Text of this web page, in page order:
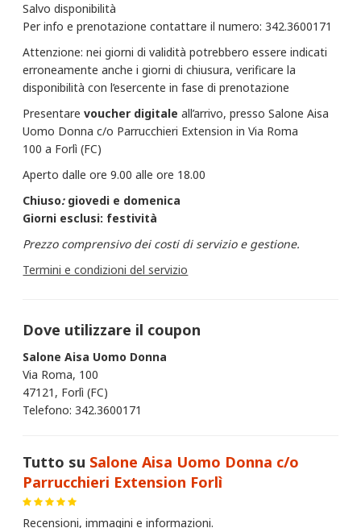
Salvo disponibilità
Per info e prenotazione contattare il numero: 342.3600171
Attenzione: nei giorni di validità potrebbero essere indicati
erroneamente anche i giorni di chiusura, verificare la
disponibilità con l’esercente in fase di prenotazione
Presentarevoucher digitaleall’arrivo, presso Salone Aisa
Uomo Donna c/o Parrucchieri Extension in Via Roma
100 a Forlì (FC)
Aperto dalle ore 9.00 alle ore 18.00
Chiuso: giovedi e domenica
Giorni esclusi: festività
Prezzo comprensivo dei costi di servizio e gestione.
Termini e condizioni del servizio
Dove utilizzare il coupon
Salone Aisa Uomo Donna
Via Roma, 100
47121, Forlì (FC)
Telefono: 342.3600171
Tutto su Salone Aisa Uomo Donna c/o
Parrucchieri Extension Forlì
Recensioni, immagini e informazioni.